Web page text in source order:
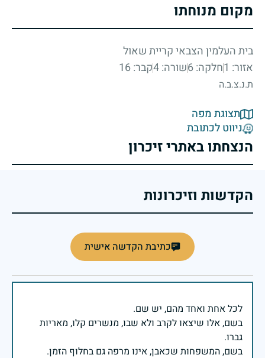
מקום מנוחתו
בית העלמין הצבאי קריית שאול
אזור: 1
חלקה: 6 שורה: 4 קבר: 16
ת.נ.צ.ב.ה
תצוגת מפה
ניווט לכתובת
הנצחתו באתרי זיכרון
הקדשות וזיכרונות
כתיבת הקדשה אישית
בשם, אלו שיצאו לקרב ולא שבו, מנשרים קלו, מאריות